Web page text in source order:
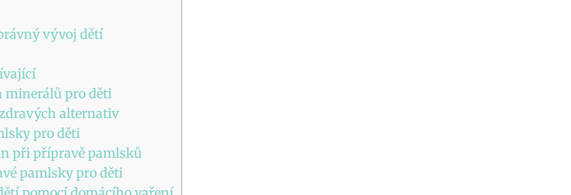
vývoj dětí
minerálů pro děti
alternativ
pro děti
při přípravě pamlsků
pamlsky pro děti